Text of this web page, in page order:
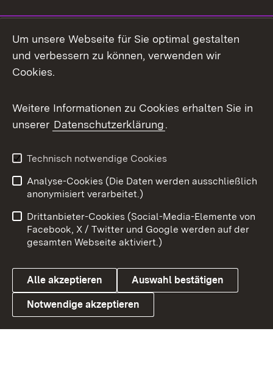
Facebook
X / Twitter
Youtube
Link zum Landesportal
Impressum
Kontakt
Barrierefreiheit
Datenschutz
Cookies
Um unsere Webseite für Sie optimal gestalten
und verbessern zu können, verwenden wir
Cookies.
Weitere Informationen zu Cookies erhalten Sie in
unserer Datenschutzerklärung.
Technisch notwendige Cookies
Analyse-Cookies (Die Daten werden ausschließlich
anonymisiert verarbeitet.)
Drittanbieter-Cookies (Social-Media-Elemente von
Facebook, X / Twitter und Google werden auf der
gesamten Webseite aktiviert.)
Alle akzeptieren Auswahl bestätigen
Notwendige akzeptieren